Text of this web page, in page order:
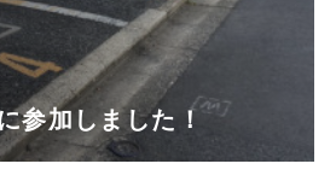
参加しました！